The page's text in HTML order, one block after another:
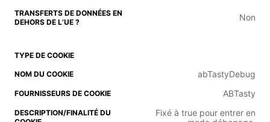
Non
abTastyDebug
ABTasty
Fixé à true pour entrer en